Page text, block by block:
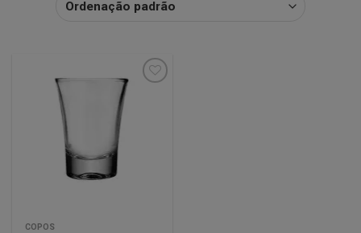
Minha
lista de
desejos
COPOS